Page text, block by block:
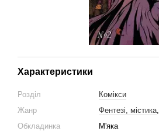
Характеристики
Розділ
Комікси
Жанр
Фентезі, містика,
Обкладинка
М'яка